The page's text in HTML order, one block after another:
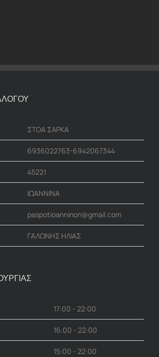
ΣΤΟΑ ΣΑΡΚΑ
6936022763-6942067344
45221
ΙΩΑΝΝΙΝΑ
paspotioanninon@gmail.com
ΓΑΛΩΝΗΣ ΗΛΙΑΣ
17:00 - 22:00
16:00 - 22:00
15:00 - 22:00